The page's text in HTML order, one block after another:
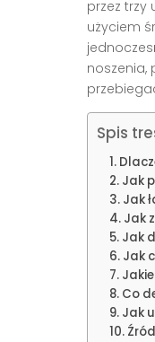
przez trzy
użyciem
noszenia,
Spis
Jak
Jak
Jak
Jak
Jak
Co
Jak